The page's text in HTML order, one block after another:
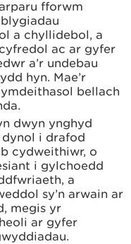
fforwm
a chyllidebol, a
ac ar gyfer
a’r undebau
hyn. Mae’r
bellach
dwyn ynghyd
dynol i drafod
cydweithiwr, o
i gylchoedd
a
sy’n arwain ar
megis yr
ar gyfer